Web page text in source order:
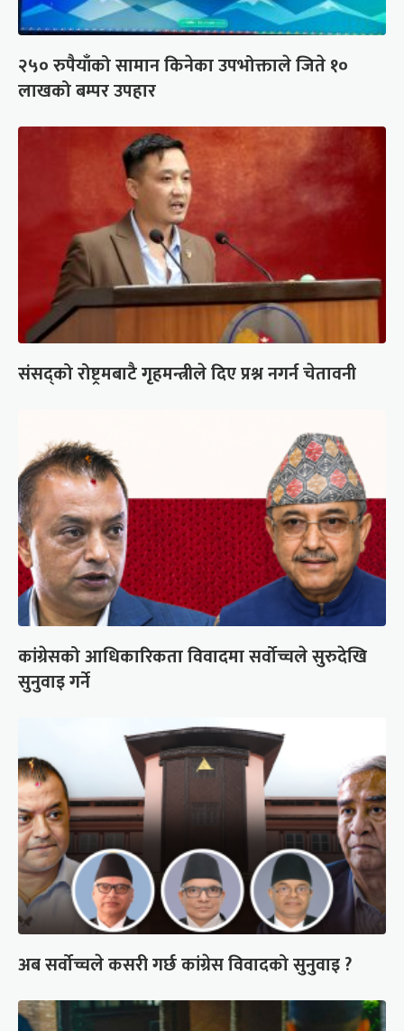
२५० रुपैयाँको सामान किनेका उपभोक्ताले जिते १०
लाखको बम्पर उपहार
संसद्को रोष्ट्रमबाटै गृहमन्त्रीले दिए प्रश्न नगर्न चेतावनी
कांग्रेसको आधिकारिकता विवादमा सर्वोच्चले सुरुदेखि
सुनुवाइ गर्ने
अब सर्वोच्चले कसरी गर्छ कांग्रेस विवादको सुनुवाइ ?